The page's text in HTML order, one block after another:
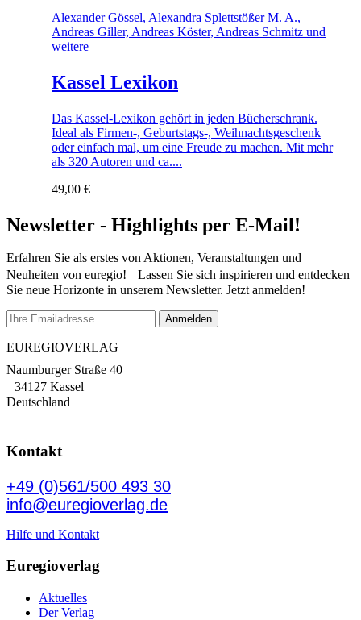
Alexander Gössel, Alexandra Splettstößer M. A.,
Andreas Giller, Andreas Köster, Andreas Schmitz und
weitere
Kassel Lexikon
Das Kassel-Lexikon gehört in jeden Bücherschrank.
Ideal als Firmen-, Geburtstags-, Weihnachtsgeschenk
oder einfach mal, um eine Freude zu machen. Mit mehr
als 320 Autoren und ca....
49,00 €
Newsletter - Highlights per E-Mail!
Erfahren Sie als erstes von Aktionen, Veranstaltungen und
Neuheiten von euregio! Lassen Sie sich inspirieren und entdecken
Sie neue Horizonte in unserem Newsletter. Jetzt anmelden!
EUREGIOVERLAG
Naumburger Straße 40
34127 Kassel
Deutschland
Kontakt
+49 (0)561/500 493 30
info@euregioverlag.de
Hilfe und Kontakt
Euregioverlag
Aktuelles
Der Verlag